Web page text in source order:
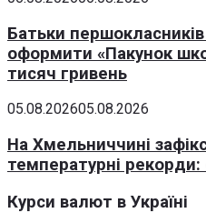
Батьки
оформити «Пакунок
тисяч гривень
05.08.202605.08.2026
На Хмельниччині
температурні рекорди:
Курси валют в Україні